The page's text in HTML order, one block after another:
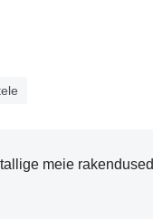
meie rakendused